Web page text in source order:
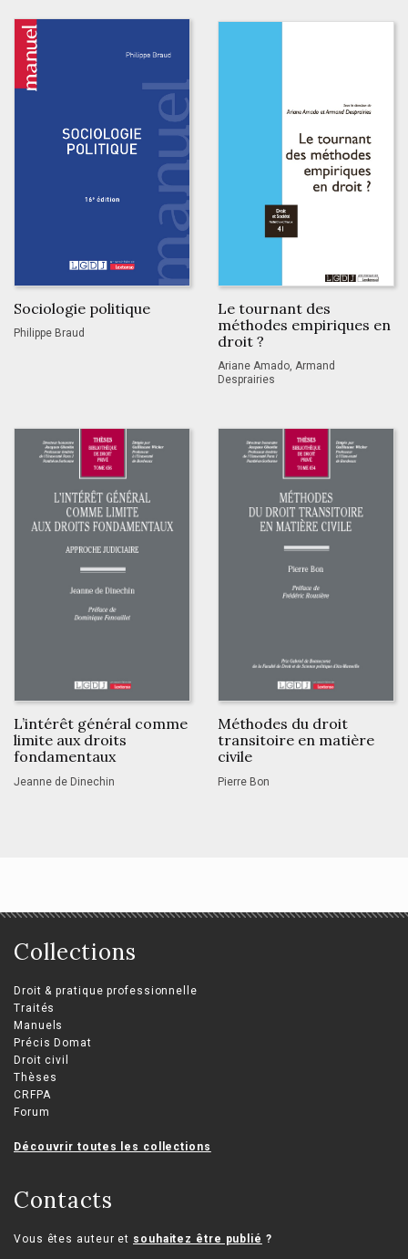
Sociologie politique
Philippe Braud
Le tournant des
méthodes empiriques en
droit ?
Ariane Amado, Armand
Desprairies
L’intérêt général comme
limite aux droits
fondamentaux
Jeanne de Dinechin
Méthodes du droit
transitoire en matière
civile
Pierre Bon
Collections
Droit & pratique professionnelle
Traités
Manuels
Précis Domat
Droit civil
Thèses
CRFPA
Forum
Découvrir toutes les collections
Contacts
Vous êtes auteur et souhaitez être publié ?